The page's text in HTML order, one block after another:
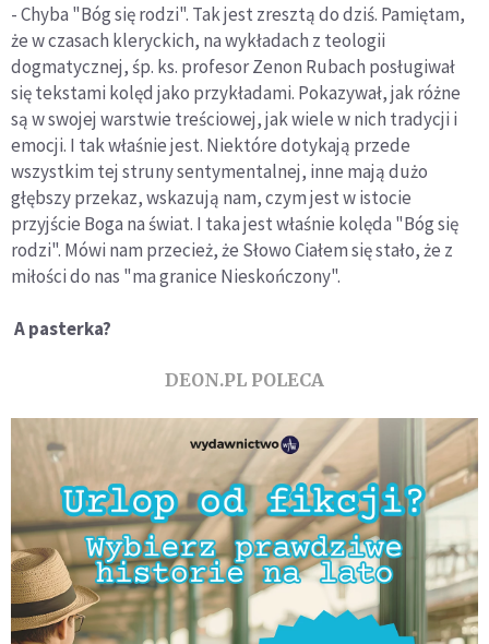
- Chyba "Bóg się rodzi". Tak jest zresztą do dziś. Pamiętam,
że w czasach kleryckich, na wykładach z teologii
dogmatycznej, śp. ks. profesor Zenon Rubach posługiwał
się tekstami kolęd jako przykładami. Pokazywał, jak różne
są w swojej warstwie treściowej, jak wiele w nich tradycji i
emocji. I tak właśnie jest. Niektóre dotykają przede
wszystkim tej struny sentymentalnej, inne mają dużo
głębszy przekaz, wskazują nam, czym jest w istocie
przyjście Boga na świat. I taka jest właśnie kolęda "Bóg się
rodzi". Mówi nam przecież, że Słowo Ciałem się stało, że z
miłości do nas "ma granice Nieskończony".
A pasterka?
DEON.PL POLECA